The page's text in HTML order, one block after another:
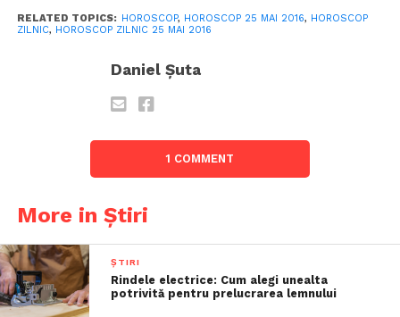
RELATED TOPICS: HOROSCOP, HOROSCOP 25 MAI 2016, HOROSCOP
ZILNIC, HOROSCOP ZILNIC 25 MAI 2016
Daniel Șuta
1 COMMENT
More in Știri
ȘTIRI
Rindele electrice: Cum alegi unealta
potrivită pentru prelucrarea lemnului